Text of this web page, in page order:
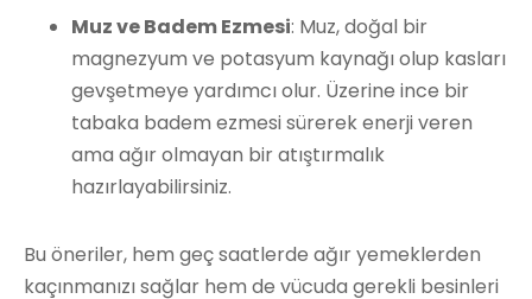
Muz ve Badem Ezmesi: Muz, doğal bir
magnezyum ve potasyum kaynağı olup kasları
gevşetmeye yardımcı olur. Üzerine ince bir
tabaka badem ezmesi sürerek enerji veren
ama ağır olmayan bir atıştırmalık
hazırlayabilirsiniz.
Bu öneriler, hem geç saatlerde ağır yemeklerden
kaçınmanızı sağlar hem de vücuda gerekli besinleri